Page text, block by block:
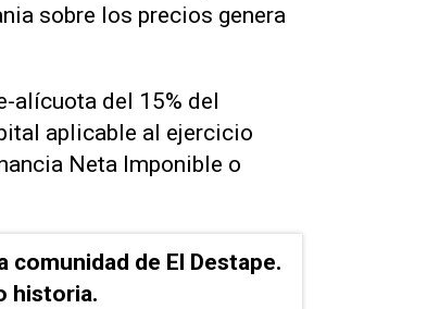
sobre los precios genera
alícuota del 15% del
aplicable al ejercicio
Neta Imponible o
de El Destape.
historia.